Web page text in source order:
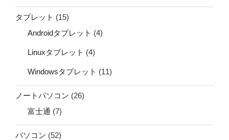
タブレット (15)
Androidタブレット (4)
Linuxタブレット (4)
Windowsタブレット (11)
ノートパソコン (26)
富士通 (7)
パソコン (52)